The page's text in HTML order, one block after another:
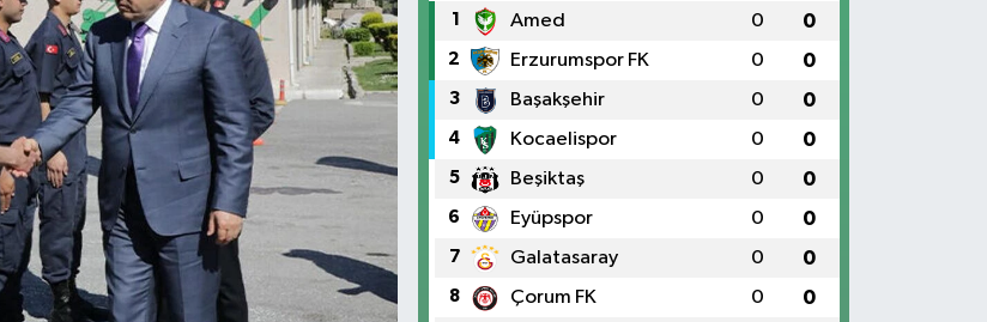
1 Amed 0 0
2 Erzurumspor FK 0 0
3 Başakşehir 0 0
4 Kocaelispor 0 0
5 Beşiktaş 0 0
6 Eyüpspor 0 0
7 Galatasaray 0 0
8 Çorum FK 0 0